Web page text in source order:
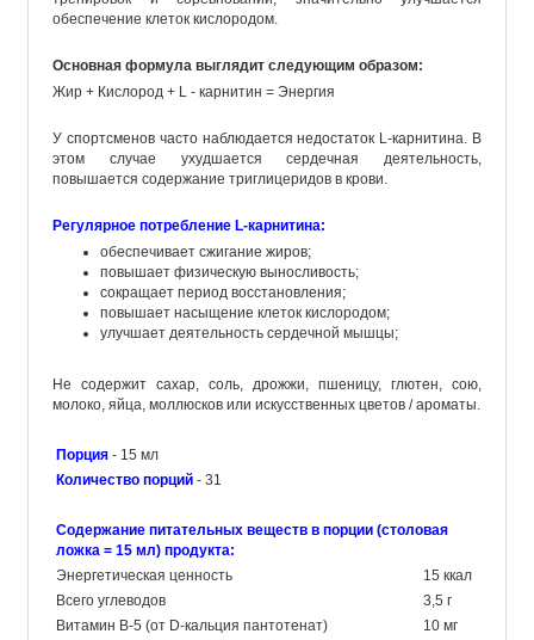
обеспечение клеток кислородом.
Основная формула выглядит следующим образом:
Жир + Кислород + L - карнитин = Энергия
У спортсменов часто наблюдается недостаток L-карнитина. В
этом случае ухудшается сердечная деятельность,
повышается содержание триглицеридов в крови.
Регулярное потребление L-карнитина:
обеспечивает сжигание жиров;
повышает физическую выносливость;
сокращает период восстановления;
повышает насыщение клеток кислородом;
улучшает деятельность сердечной мышцы;
Не содержит сахар, соль, дрожжи, пшеницу, глютен, сою,
молоко, яйца, моллюсков или искусственных цветов / ароматы.
Порция - 15 мл
Количество порций - 31
Содержание питательных веществ в порции (столовая
ложка = 15 мл) продукта:
Энергетическая ценность
15 ккал
Всего углеводов
3,5 г
Витамин B-5 (от D-кальция пантотенат)
10 мг